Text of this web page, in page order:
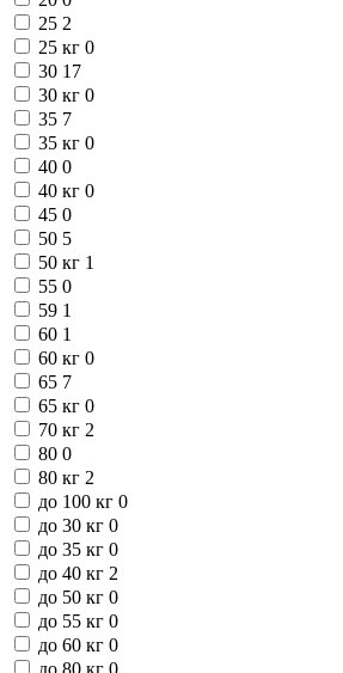
25 2
25 кг 0
30 17
30 кг 0
35 7
35 кг 0
40 0
40 кг 0
45 0
50 5
50 кг 1
55 0
59 1
60 1
60 кг 0
65 7
65 кг 0
70 кг 2
80 0
80 кг 2
до 100 кг 0
до 30 кг 0
до 35 кг 0
до 40 кг 2
до 50 кг 0
до 55 кг 0
до 60 кг 0
до 80 кг 0